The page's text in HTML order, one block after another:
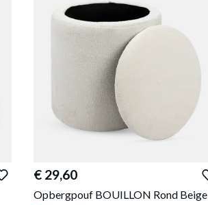
€ 29,60
Opbergpouf BOUILLON Rond Beige